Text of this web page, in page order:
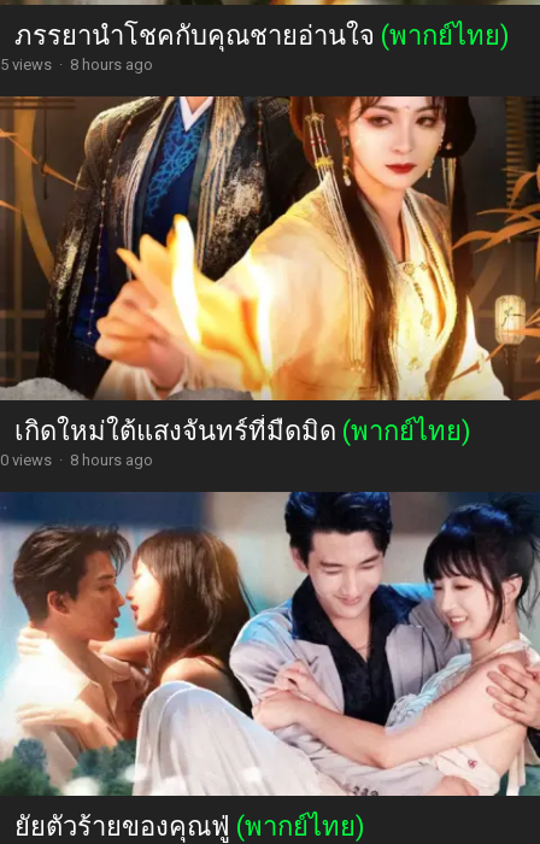
ภรรยานำโชคกับคุณชายอ่านใจ (พากย์ไทย)
5 views · 8 hours ago
เกิดใหม่ใต้แสงจันทร์ที่มืดมิด (พากย์ไทย)
0 views · 8 hours ago
ยัยตัวร้ายของคุณฟู่ (พากย์ไทย)